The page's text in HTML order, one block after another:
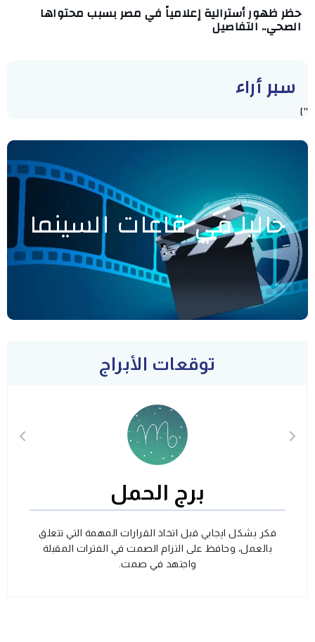
حظر ظهور أسترالية إعلامياً في مصر بسبب محتواها
الصحي.. التفاصيل
سبر أراء
"]
حاليا في قاعات السينما
توقعات الأبراج
برج الحمل
فكر بشكل ايجابي قبل اتخاذ القرارات المهمة التي تتعلق
بالعمل، وحافظ على التزام الصمت في الفترات المقبلة
واجتهد في صمت.